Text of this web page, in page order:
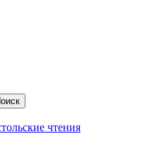
чтения